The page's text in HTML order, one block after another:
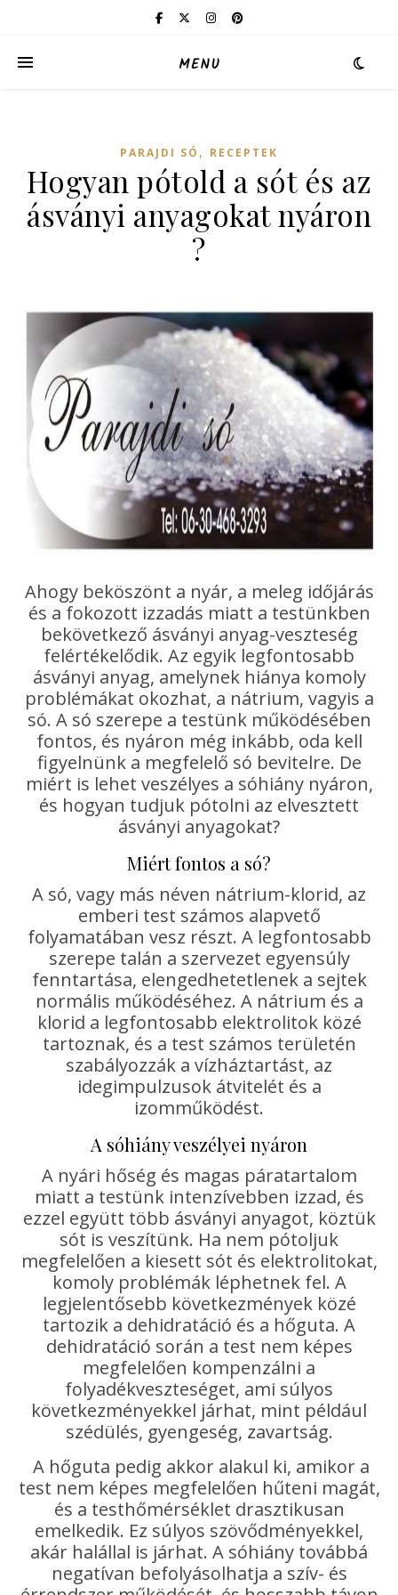
MENU
PARAJDI SÓ , RECEPTEK
Hogyan pótold a sót és az
ásványi anyagokat nyáron
?
Ahogy beköszönt a nyár, a meleg időjárás
és a fokozott izzadás miatt a testünkben
bekövetkező ásványi anyag-veszteség
felértékelődik. Az egyik legfontosabb
ásványi anyag, amelynek hiánya komoly
problémákat okozhat, a nátrium, vagyis a
só. A só szerepe a testünk működésében
fontos, és nyáron még inkább, oda kell
figyelnünk a megfelelő só bevitelre. De
miért is lehet veszélyes a sóhiány nyáron,
és hogyan tudjuk pótolni az elvesztett
ásványi anyagokat?
Miért fontos a só?
A só, vagy más néven nátrium-klorid, az
emberi test számos alapvető
folyamatában vesz részt. A legfontosabb
szerepe talán a szervezet egyensúly
fenntartása, elengedhetetlenek a sejtek
normális működéséhez. A nátrium és a
klorid a legfontosabb elektrolitok közé
tartoznak, és a test számos területén
szabályozzák a vízháztartást, az
idegimpulzusok átvitelét és a
izomműködést.
A sóhiány veszélyei nyáron
A nyári hőség és magas páratartalom
miatt a testünk intenzívebben izzad, és
ezzel együtt több ásványi anyagot, köztük
sót is veszítünk. Ha nem pótoljuk
megfelelően a kiesett sót és elektrolitokat,
komoly problémák léphetnek fel. A
legjelentősebb következmények közé
tartozik a dehidratáció és a hőguta. A
dehidratáció során a test nem képes
megfelelően kompenzálni a
folyadékveszteséget, ami súlyos
következményekkel járhat, mint például
szédülés, gyengeség, zavartság.
A hőguta pedig akkor alakul ki, amikor a
test nem képes megfelelően hűteni magát,
és a testhőmérséklet drasztikusan
emelkedik. Ez súlyos szövődményekkel,
akár halállal is járhat. A sóhiány továbbá
negatívan befolyásolhatja a szív- és